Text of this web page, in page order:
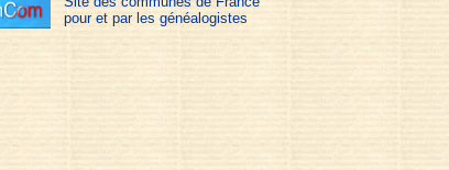
pour et par les généalogistes